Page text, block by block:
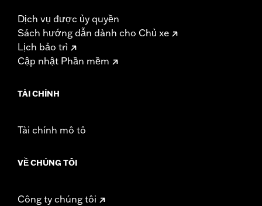
Dịch vụ được ủy quyền
Sách hướng dẫn dành cho Chủ xe
Lịch bảo trì
Cập nhật Phần mềm
TÀI CHÍNH
Tài chính mô tô
VỀ CHÚNG TÔI
Công ty chúng tôi